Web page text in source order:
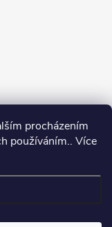
procházením
používáním.. Více
práva vyhrazena.